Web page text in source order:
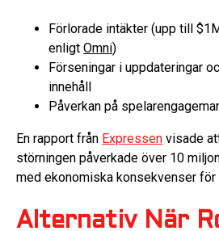
Förlorade intäkter (upp till
enligt Omni)
Förseningar i uppdateringar
innehåll
Påverkan på
En rapport från Expressen visade
störningen påverkade över 10
med ekonomiska konsekvenser för
Alternativ När